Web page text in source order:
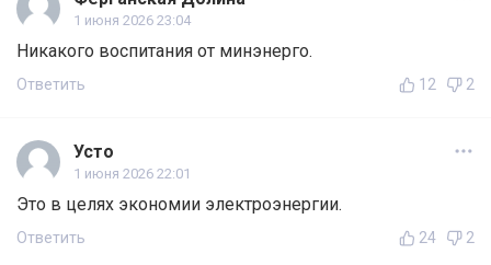
1 июня 2026 23:04
Никакого воспитания от минэнерго.
Ответить 12 2
Усто
1 июня 2026 22:01
Это в целях экономии электроэнергии.
Ответить 24 2